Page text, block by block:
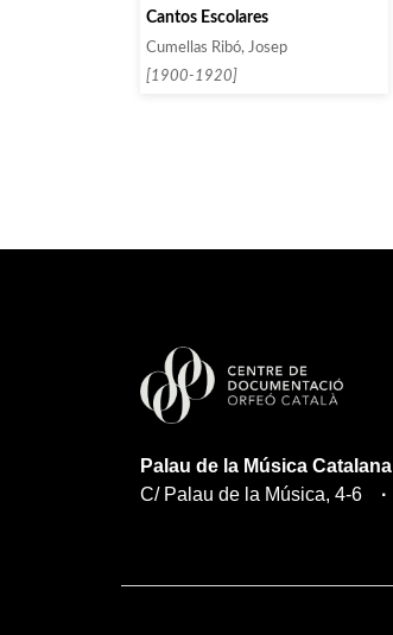
Cantos Escolares
Cumellas Ribó, Josep
[1900-1920]
Palau de la Música Catalana
C/ Palau de la Música, 4-6